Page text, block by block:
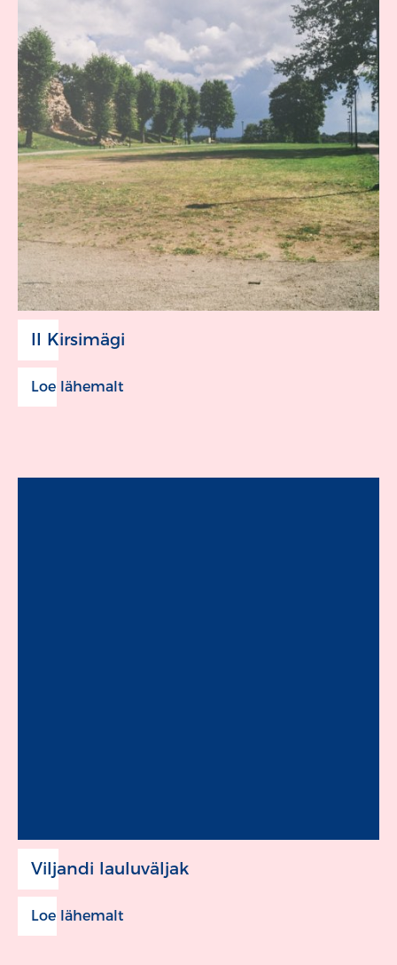
II Kirsimägi
Loe lähemalt
Viljandi lauluväljak
Loe lähemalt